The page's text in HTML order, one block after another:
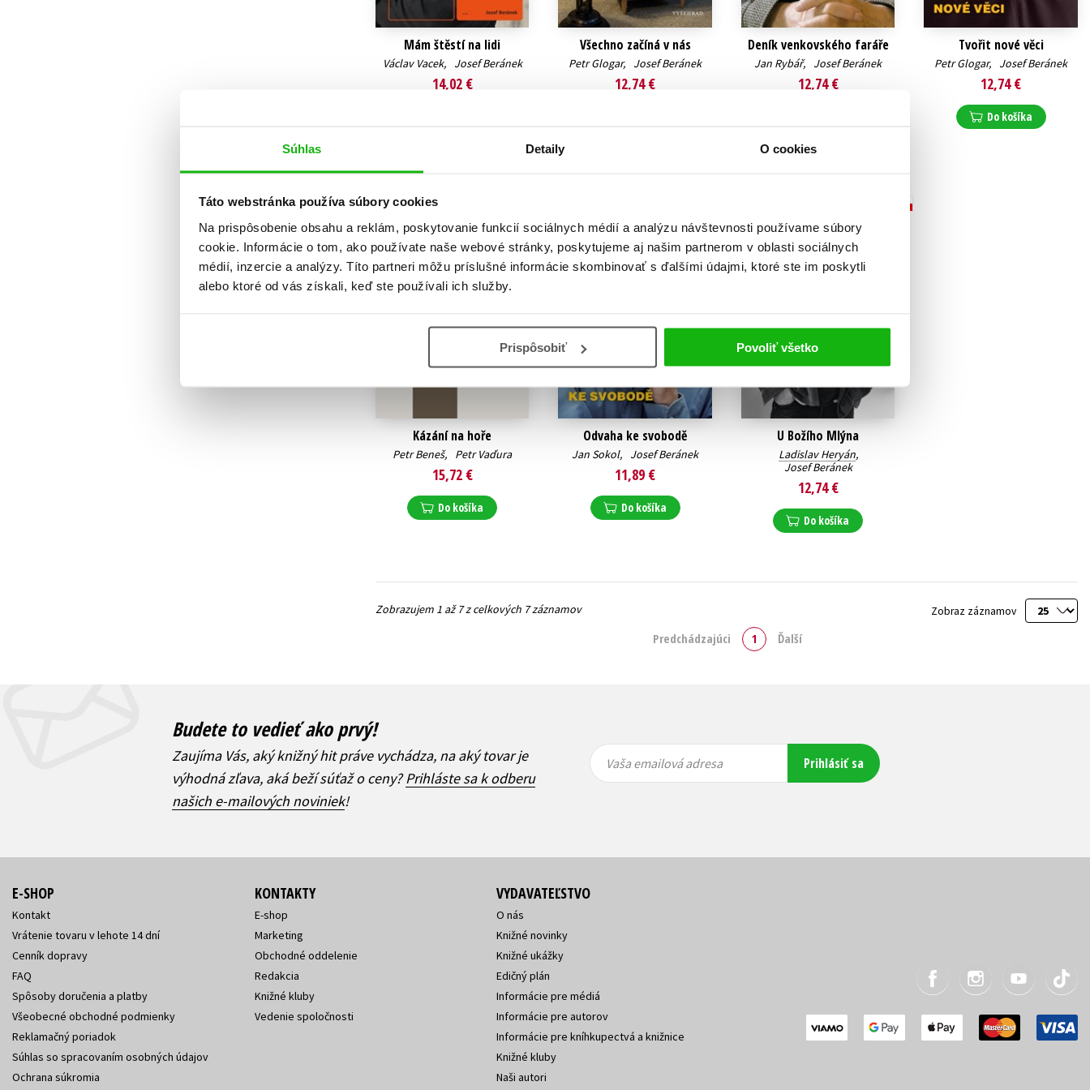
Súhlas Detaily O cookies
Táto webstránka používa súbory cookies
Na prispôsobenie obsahu a reklám, poskytovanie funkcií sociálnych médií a analýzu návštevnosti používame súbory
cookie. Informácie o tom, ako používate naše webové stránky, poskytujeme aj našim partnerom v oblasti sociálnych
médií, inzercie a analýzy. Títo partneri môžu príslušné informácie skombinovať s ďalšími údajmi, ktoré ste im poskytli
alebo ktoré od vás získali, keď ste používali ich služby.
Prispôsobiť Povoliť všetko
Mám štěstí na lidi
Václav Vacek, Josef Beránek
14,02 €
Všechno začíná v nás
Petr Glogar, Josef Beránek
12,74 €
Deník venkovského faráře
Jan Rybář, Josef Beránek
12,74 €
Tvořit nové věci
Petr Glogar, Josef Beránek
12,74 €
Do košíka
Kázání na hoře
Petr Beneš, Petr Vaďura
15,72 €
Do košíka
Odvaha ke svobodě
Jan Sokol, Josef Beránek
11,89 €
Do košíka
U Božího Mlýna
Ladislav Heryán,
Josef Beránek
12,74 €
Do košíka
Zobraz záznamov
Zobrazujem 1 až 7 z celkových 7 záznamov
Predchádzajúci 1 Ďalší
Budete to vedieť ako prvý!
Zaujíma Vás, aký knižný hit práve vychádza, na aký tovar je
výhodná zľava, aká beží súťaž o ceny?Prihláste sa k odberu
našich e-mailových noviniek!
Vaša
emailová
Vaša
emailová
Vaša emailová adresa Prihlásiť sa
E-SHOP
Kontakt
Vrátenie tovaru v lehote 14 dní
Cenník dopravy
FAQ
Spôsoby doručenia a platby
Všeobecné obchodné podmienky
Reklamačný poriadok
Súhlas so spracovaním osobných údajov
Ochrana súkromia
KONTAKTY
E-shop
Marketing
Obchodné oddelenie
Redakcia
Knižné kluby
Vedenie spoločnosti
VYDAVATEĽSTVO
O nás
Knižné novinky
Knižné ukážky
Edičný plán
Informácie pre médiá
Informácie pre autorov
Informácie pre kníhkupectvá a knižnice
Knižné kluby
Naši autori